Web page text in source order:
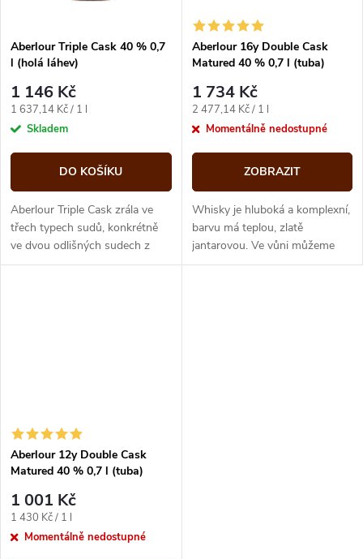
Aberlour Triple Cask 40 % 0,7
l (holá láhev)
1 146 Kč
Měrná
cena:
1 637,14 Kč / 1 l
Skladem
DO KOŠÍKU
Aberlour Triple Cask zrála ve
třech typech sudů, konkrétně
ve dvou odlišných sudech z
amerického dubu, dále pak v
Aberlour 16y Double Cask
Matured 40 % 0,7 l (tuba)
1 734 Kč
Měrná
cena:
2 477,14 Kč / 1 l
Momentálně nedostupné
ZOBRAZIT
Whisky je hluboká a komplexní,
barvu má teplou, zlatě
jantarovou. Ve vůni můžeme
cítit vyzrálé nasládlé tóny
Aberlour 12y Double Cask
Matured 40 % 0,7 l (tuba)
1 001 Kč
Měrná
cena:
1 430 Kč / 1 l
Momentálně nedostupné